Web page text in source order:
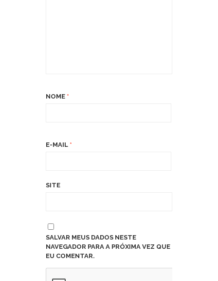
NOME *
E-MAIL *
SITE
SALVAR MEUS DADOS NESTE
NAVEGADOR PARA A PRÓXIMA VEZ QUE
EU COMENTAR.